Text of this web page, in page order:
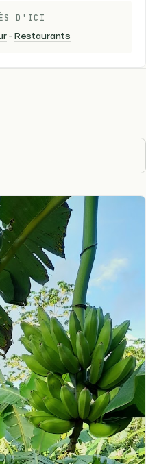
D'ICI
-Restaurants